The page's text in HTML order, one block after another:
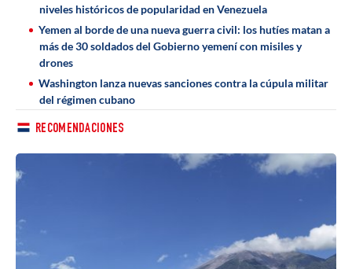
niveles históricos de popularidad en Venezuela
Yemen al borde de una nueva guerra civil: los hutíes matan a
más de 30 soldados del Gobierno yemení con misiles y
drones
Washington lanza nuevas sanciones contra la cúpula militar
del régimen cubano
RECOMENDACIONES